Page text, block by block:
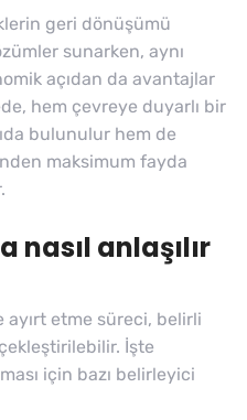
geri dönüşümü
sunarken, aynı
açıdan da avantajlar
hem çevreye duyarlı bir
bulunulur hem de
maksimum fayda
anlaşılır
etme süreci, belirli
İşte
için bazı belirleyici